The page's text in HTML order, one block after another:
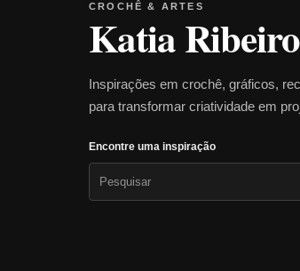
CROCHÊ & ARTES
Katia Ribeiro
Inspirações em crochê, gráficos,
para transformar criatividade em
Encontre uma inspiração